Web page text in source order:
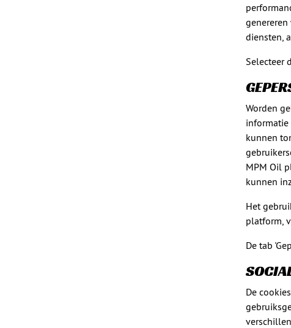
diensten,
Selecteer
Worden
kunnen
MPM Oil
kunnen
Het
platform,
De tab
De